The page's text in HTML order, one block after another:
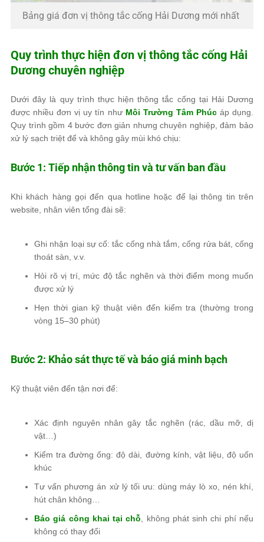
Bảng giá đơn vị thông tắc cống Hải Dương mới nhất
Quy trình thực hiện đơn vị thông tắc cống Hải
Dương chuyên nghiệp
Dưới đây là quy trình thực hiện thông tắc cống tại Hải Dương
được nhiều đơn vị uy tín như Môi Trường Tâm Phúcáp dụng.
Quy trình gồm 4 bước đơn giản nhưng chuyên nghiệp, đảm bảo
xử lý sạch triệt để và không gây mùi khó chịu:
Bước 1: Tiếp nhận thông tin và tư vấn ban đầu
Khi khách hàng gọi đến qua hotline hoặc để lại thông tin trên
website, nhân viên tổng đài sẽ:
Ghi nhận loại sự cố: tắc cống nhà tắm, cống rửa bát, cống
thoát sàn, v.v.
Hỏi rõ vị trí, mức độ tắc nghẽn và thời điểm mong muốn
được xử lý
Hẹn thời gian kỹ thuật viên đến kiểm tra (thường trong
vòng 15–30 phút)
Bước 2: Khảo sát thực tế và báo giá minh bạch
Kỹ thuật viên đến tận nơi để:
Xác định nguyên nhân gây tắc nghẽn (rác, dầu mỡ, dị
vật…)
Kiểm tra đường ống: độ dài, đường kính, vật liệu, độ uốn
khúc
Tư vấn phương án xử lý tối ưu: dùng máy lò xo, nén khí,
hút chân không…
Báo giá công khai tại chỗ , không phát sinh chi phí nếu
không có thay đổi